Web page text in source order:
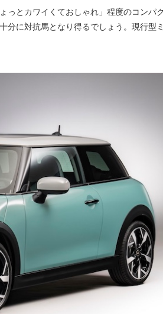
っとカワイくておしゃれ」程度のコンパク
分に対抗馬となり得るでしょう。現行型ミ